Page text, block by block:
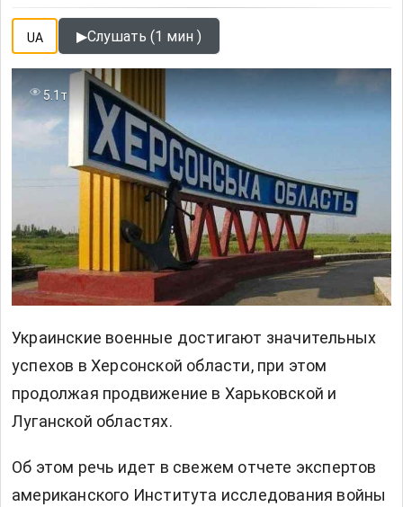
UA ▶Слушать (1 мин )
5.1т
Украинские военные достигают значительных
успехов в Херсонской области, при этом
продолжая продвижение в Харьковской и
Луганской областях.
Об этом речь идет в свежем отчете экспертов
американского Института исследования войны